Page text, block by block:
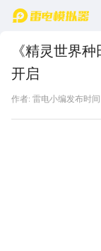
首页
《精灵世界
开启
作者: 雷电小编发布时